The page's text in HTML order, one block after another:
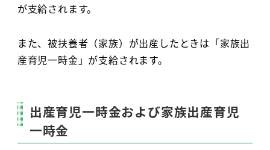
が支給されます。
また、被扶養者（家族）が出産したときは「家族出
産育児一時金」が支給されます。
出産育児一時金および家族出産育児
一時金